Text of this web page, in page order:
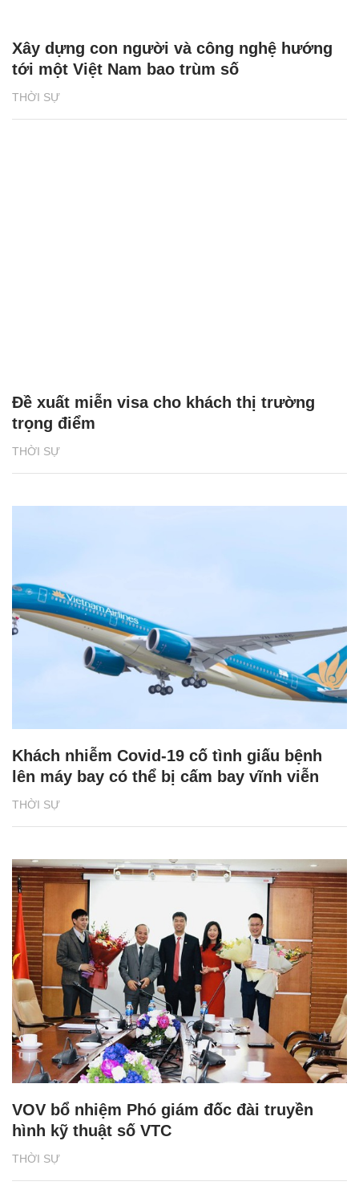
THỜI SỰ
Xây dựng con người và công nghệ hướng
tới một Việt Nam bao trùm số
THỜI SỰ
Đề xuất miễn visa cho khách thị trường
trọng điểm
THỜI SỰ
Khách nhiễm Covid-19 cố tình giấu bệnh
lên máy bay có thể bị cấm bay vĩnh viễn
THỜI SỰ
VOV bổ nhiệm Phó giám đốc đài truyền
hình kỹ thuật số VTC